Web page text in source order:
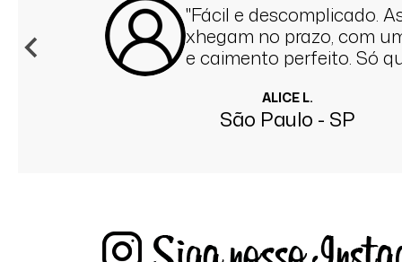
"Fácil e descomplicado.
xhegam no prazo, com
e caimento perfeito. Só
ALICE L.
São Paulo - SP